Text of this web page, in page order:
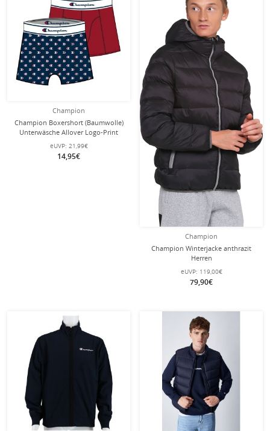
Champion
Champion Boxershort (Baumwolle)
Unterwäsche Allover Logo-Print
navyblau/rot Herren - 2er Pack
eUVP: 21,99€
14,95€
Champion
Champion Winterjacke anthrazit
Herren
eUVP: 119,00€
79,90€